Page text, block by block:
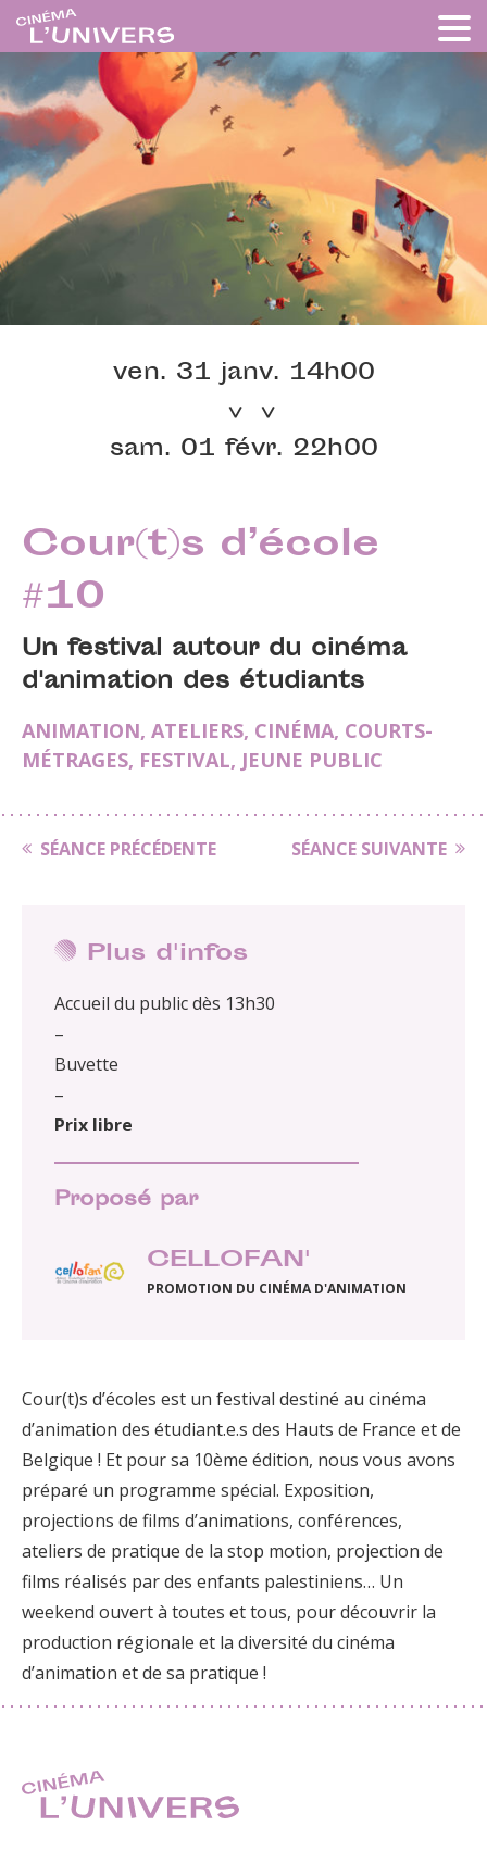
ven. 31 janv. 14h00
sam. 01 févr. 22h00
Cour(t)s d’école
#10
Un festival autour du cinéma
d'animation des étudiants
ANIMATION, ATELIERS, CINÉMA, COURTS-
MÉTRAGES, FESTIVAL, JEUNE PUBLIC
SÉANCE PRÉCÉDENTE SÉANCE SUIVANTE
Plus d'infos
Accueil du public dès 13h30
–
Buvette
–
Prix libre
Proposé par
CELLOFAN'
PROMOTION DU CINÉMA D'ANIMATION
Cour(t)s d’écoles est un festival destiné au cinéma
d’animation des étudiant.e.s des Hauts de France et de
Belgique ! Et pour sa 10ème édition, nous vous avons
préparé un programme spécial. Exposition,
projections de films d’animations, conférences,
ateliers de pratique de la stop motion, projection de
films réalisés par des enfants palestiniens… Un
weekend ouvert à toutes et tous, pour découvrir la
production régionale et la diversité du cinéma
d’animation et de sa pratique !